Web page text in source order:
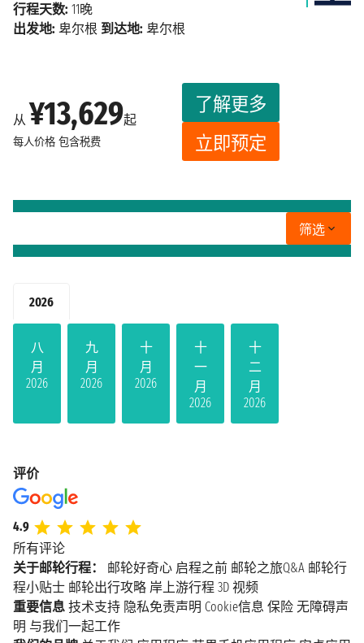
2026
八
月
2026
九
月
2026
十
月
2026
十
一
月
2026
十
二
月
2026
从 ¥13,629起
每人价格 包含税费
了解更多
立即预定
行程天数: 11晚
出发地: 卑尔根 到达地: 卑尔根
筛选
评价
4.9
所有评论
关于邮轮行程：
邮轮好奇心 启程之前 邮轮之旅Q&A 邮轮行
程小贴士 邮轮出行攻略 岸上游行程 3D 视频
重要信息 技术支持 隐私免责声明 Cookie信息 保险 无障碍声
明 与我们一起工作